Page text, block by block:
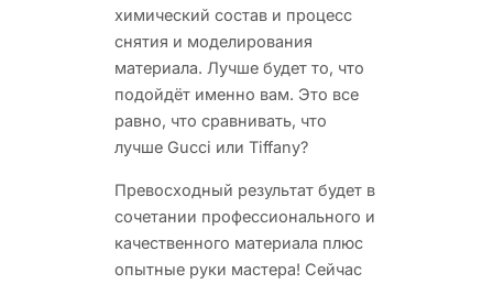
химический состав и процесс
снятия и моделирования
материала. Лучше будет то, что
подойдёт именно вам. Это все
равно, что сравнивать, что
лучше Gucci или Tiffany?
Превосходный результат будет в
сочетании профессионального и
качественного материала плюс
опытные руки мастера! Сейчас